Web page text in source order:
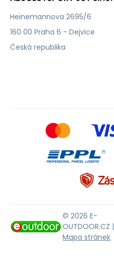
Heinemannova 2695/6
160 00 Praha 6 - Dejvice
Česká republika
© 2026 E-
OUTDOOR.CZ |
Mapa stránek